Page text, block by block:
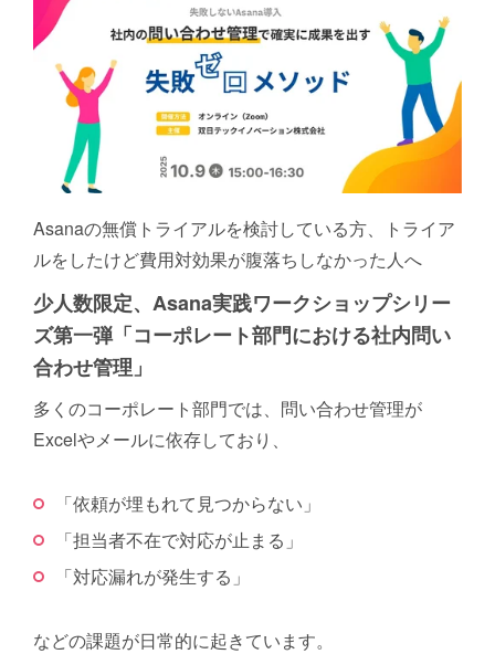
Asanaの無償トライアルを検討している方、トライア
ルをしたけど費用対効果が腹落ちしなかった人へ
少人数限定、Asana実践ワークショップシリー
ズ第一弾「コーポレート部門における社内問い
合わせ管理」
多くのコーポレート部門では、問い合わせ管理が
Excelやメールに依存しており、
「依頼が埋もれて見つからない」
「担当者不在で対応が止まる」
「対応漏れが発生する」
などの課題が日常的に起きています。